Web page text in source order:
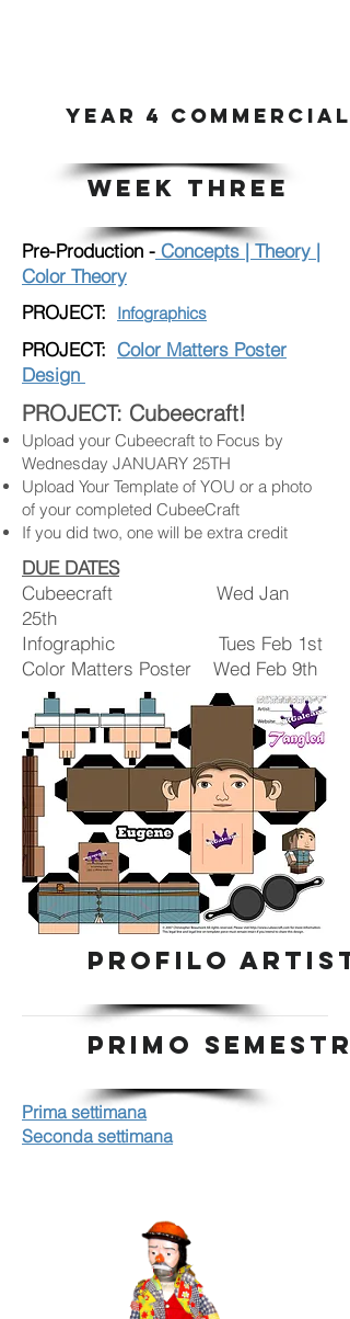
YEAR 4
WEEK THREE
Pre-Production - Concepts | Theory |
Color Theory
PROJECT:
Infographics
PROJECT: Color Matters Poster
Design
PROJECT: Cubeecraft!
Upload your Cubeecraft to Focus by
Wednesday JANUARY 25TH
Upload Your Template of YOU or a photo
of your completed CubeeCraft
If you did two, one will be extra credit
DUE DATES
Cubeecraft Wed Jan
25th
Infographic Tues Feb 1st
Color Matters Poster Wed Feb 9th
PROFILO
PRIMO
Prima settimana
Seconda settimana